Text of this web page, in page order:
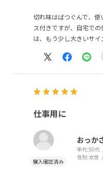
切れ味はばつぐんで、
ス付きですが、自宅で
は、もう少し大きいサイ
仕事用に
おっか
年代:50代
性別:女性